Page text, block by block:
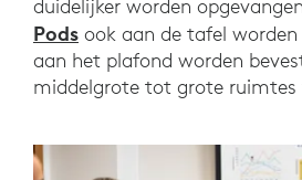
duidelijker worden
Pods ook aan de tafel
aan het plafond worden
middelgrote tot grote ruimtes